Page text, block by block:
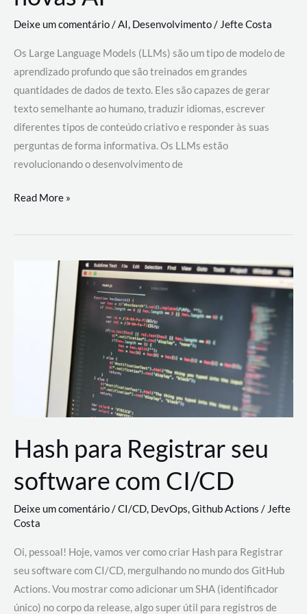
Deixe um comentário/AI, Desenvolvimento/ Jefte Costa
Os Large Language Models (LLMs) são um tipo de modelo de
aprendizado profundo que são treinados em grandes
quantidades de dados de texto. Eles são capazes de gerar
texto semelhante ao humano, traduzir idiomas, escrever
diferentes tipos de conteúdo criativo e responder às suas
perguntas de forma informativa. Os LLMs estão
revolucionando o desenvolvimento de
Large
Models
revolucionando
desenvolvimento
Read More »
Hash para Registrar seu
software com CI/CD
Deixe um comentário/CI/CD, DevOps,Github Actions /Jefte
Costa
Oi, pessoal! Hoje, vamos ver como criar Hash para Registrar
seu software com CI/CD, mergulhando no mundo dos GitHub
Actions. Vou mostrar como adicionar um SHA (identificador
único) no corpo da release, algo super útil para registros de